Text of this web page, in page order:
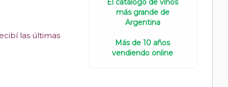
las últimas
El catálogo de vinos
más grande de
Argentina
Más de 10 años
vendiendo online